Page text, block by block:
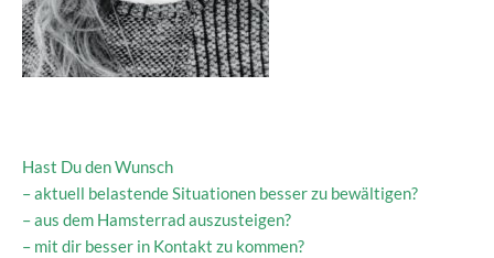
Hast Du den Wunsch
– aktuell belastende Situationen besser zu bewältigen?
– aus dem Hamsterrad auszusteigen?
– mit dir besser in Kontakt zu kommen?